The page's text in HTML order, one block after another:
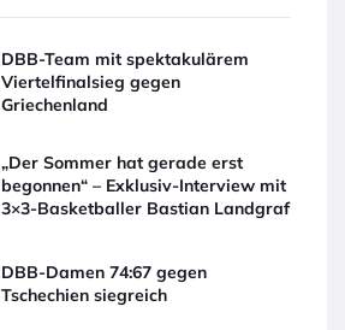
DBB-Team mit spektakulärem
Viertelfinalsieg gegen
Griechenland
„Der Sommer hat gerade erst
begonnen“ – Exklusiv-Interview mit
3×3-Basketballer Bastian Landgraf
DBB-Damen 74:67 gegen
Tschechien siegreich